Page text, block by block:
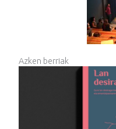
Azken berriak